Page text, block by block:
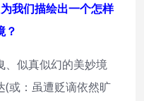
我们描绘出一个怎样
？
、似真似幻的美妙境
(或：虽遭贬谪依然旷